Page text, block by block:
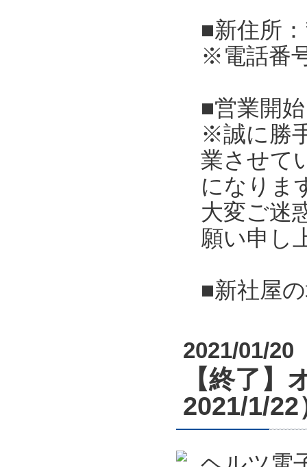
■新住所
※電話番
■営業開
※誠に勝
業させて
になりま
大変ご迷
願い申し
■新社屋
2021/01/20
【終了
2021/1/22